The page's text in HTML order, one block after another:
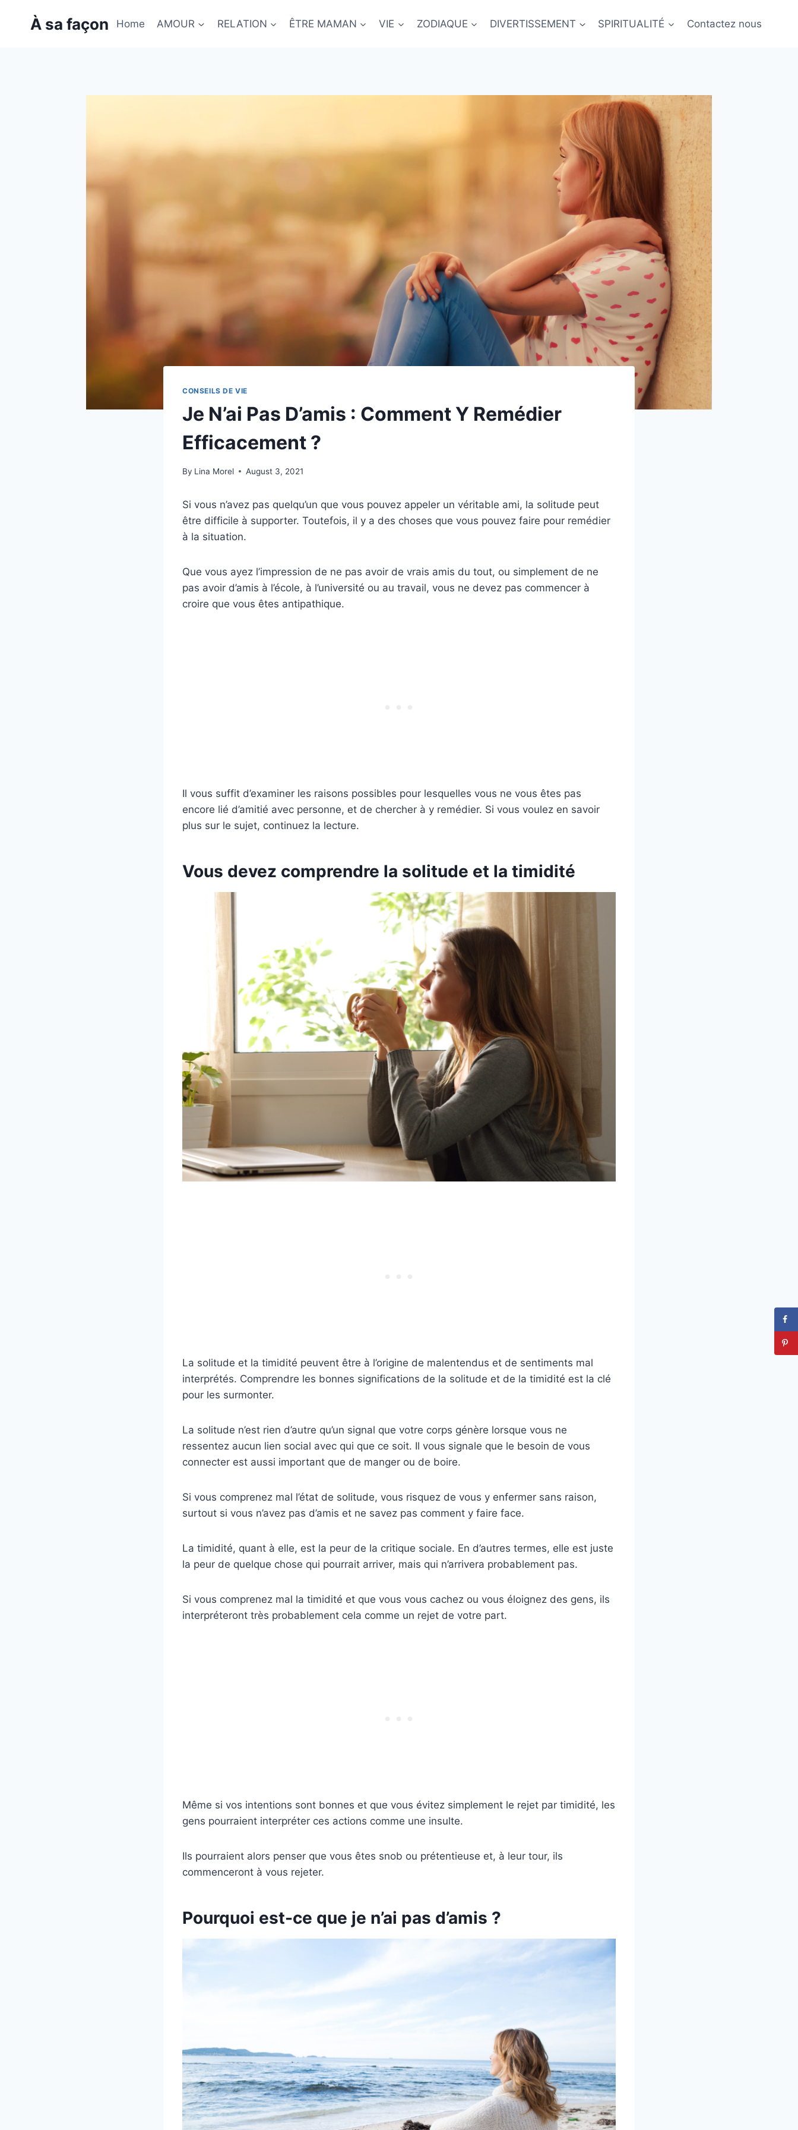
À sa façon Home AMOUR RELATION ÊTRE MAMAN VIE ZODIAQUE DIVERTISSEMENT SPIRITUALITÉ Contactez nous
CONSEILS DE VIE
Je N’ai Pas D’amis : Comment Y Remédier
Efficacement ?
By Lina Morel August 3, 2021
Si vous n’avez pas quelqu’un que vous pouvez appeler un véritable ami, la solitude peut
être difficile à supporter. Toutefois, il y a des choses que vous pouvez faire pour remédier
à la situation.
Que vous ayez l’impression de ne pas avoir de vrais amis du tout, ou simplement de ne
pas avoir d’amis à l’école, à l’université ou au travail, vous ne devez pas commencer à
croire que vous êtes antipathique.
Il vous suffit d’examiner les raisons possibles pour lesquelles vous ne vous êtes pas
encore lié d’amitié avec personne, et de chercher à y remédier. Si vous voulez en savoir
plus sur le sujet, continuez la lecture.
Vous devez comprendre la solitude et la timidité
La solitude et la timidité peuvent être à l’origine de malentendus et de sentiments mal
interprétés. Comprendre les bonnes significations de la solitude et de la timidité est la clé
pour les surmonter.
La solitude n’est rien d’autre qu’un signal que votre corps génère lorsque vous ne
ressentez aucun lien social avec qui que ce soit. Il vous signale que le besoin de vous
connecter est aussi important que de manger ou de boire.
Si vous comprenez mal l’état de solitude, vous risquez de vous y enfermer sans raison,
surtout si vous n’avez pas d’amis et ne savez pas comment y faire face.
La timidité, quant à elle, est la peur de la critique sociale. En d’autres termes, elle est juste
la peur de quelque chose qui pourrait arriver, mais qui n’arrivera probablement pas.
Si vous comprenez mal la timidité et que vous vous cachez ou vous éloignez des gens, ils
interpréteront très probablement cela comme un rejet de votre part.
Même si vos intentions sont bonnes et que vous évitez simplement le rejet par timidité, les
gens pourraient interpréter ces actions comme une insulte.
Ils pourraient alors penser que vous êtes snob ou prétentieuse et, à leur tour, ils
commenceront à vous rejeter.
Pourquoi est-ce que je n’ai pas d’amis ?